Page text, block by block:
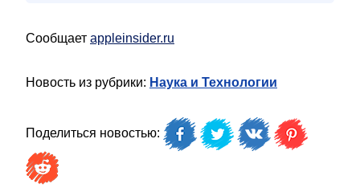
Сообщает appleinsider.ru
Новость из рубрики: Наука и Технологии
Поделиться новостью: